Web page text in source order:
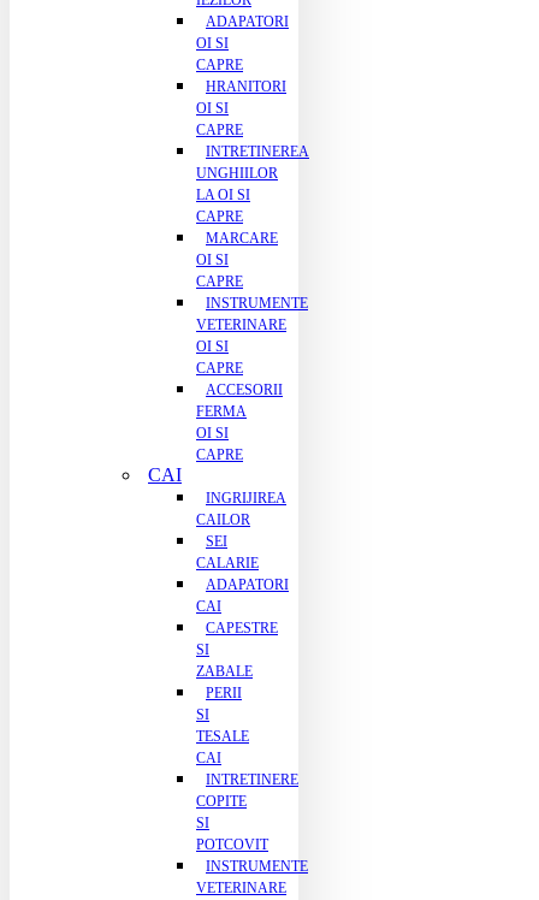
ADAPATORI
OI SI
CAPRE
HRANITORI
OI SI
CAPRE
INTRETINEREA
UNGHIILOR
LA OI SI
CAPRE
MARCARE
OI SI
CAPRE
INSTRUMENTE
VETERINARE
OI SI
CAPRE
ACCESORII
FERMA
OI SI
CAPRE
CAI
INGRIJIREA
CAILOR
SEI
CALARIE
ADAPATORI
CAI
CAPESTRE
SI
ZABALE
PERII
SI
TESALE
CAI
INTRETINERE
COPITE
SI
POTCOVIT
INSTRUMENTE
VETERINARE